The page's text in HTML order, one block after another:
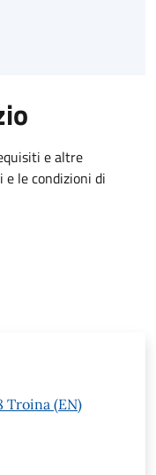
e altre
le condizioni di
Troina (EN)